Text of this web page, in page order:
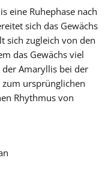
eine Ruhephase nach
sich das Gewächs
sich zugleich von den
das Gewächs viel
Amaryllis bei der
zum ursprünglichen
Rhythmus von